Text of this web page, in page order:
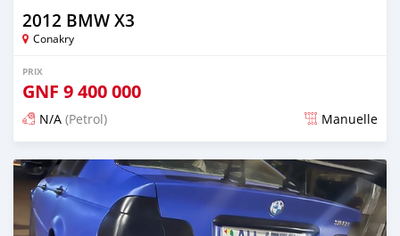
2012 BMW X3
Conakry
PRIX
GNF 9 400 000
N/A (Petrol) Manuelle
Publié il y a 3 mois